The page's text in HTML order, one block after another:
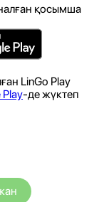
қосымша
LinGo Play
-де жүктеп